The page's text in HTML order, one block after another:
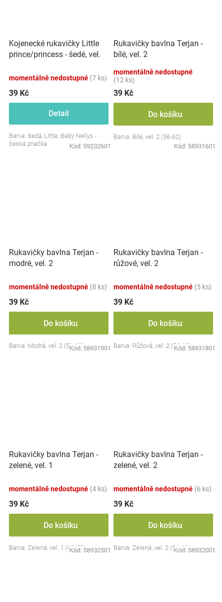
Kojenecké rukavičky Little
prince/princess - šedé, vel.
momentálně nedostupné (7 ks)
39 Kč
Detail
Barva: šedá, Little, Baby Nellys -
česká značka
Kód: 59232601
Rukavičky bavlna Terjan -
bílé, vel. 2
momentálně nedostupné
(12 ks)
39 Kč
Do košíku
Barva: Bílé, vel. 2 (56-62)
Kód: 58931601
Rukavičky bavlna Terjan -
modré, vel. 2
momentálně nedostupné (8 ks)
39 Kč
Do košíku
Barva: Modrá, vel. 2 (56-62)
Kód: 58931901
Rukavičky bavlna Terjan -
růžové, vel. 2
momentálně nedostupné (5 ks)
39 Kč
Do košíku
Barva: Růžová, vel. 2 (56-62)
Kód: 58931801
Rukavičky bavlna Terjan -
zelené, vel. 1
momentálně nedostupné (4 ks)
39 Kč
Do košíku
Barva: Zelená, vel. 1 (48/50)
Kód: 58932501
Rukavičky bavlna Terjan -
zelené, vel. 2
momentálně nedostupné (6 ks)
39 Kč
Do košíku
Barva: Zelená, vel. 2 (56-62)
Kód: 58932001